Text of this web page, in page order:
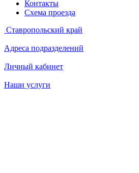
Контакты
Схема проезда
Ставропольский край
Адреса подразделений
Личный кабинет
Наши услуги